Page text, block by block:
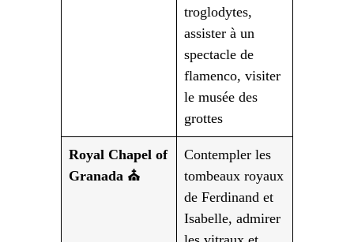
troglodytes,
assister à un
spectacle de
flamenco, visiter
le musée des
grottes
Royal Chapel of
Granada ⛪
Contempler les
tombeaux royaux
de Ferdinand et
Isabelle, admirer